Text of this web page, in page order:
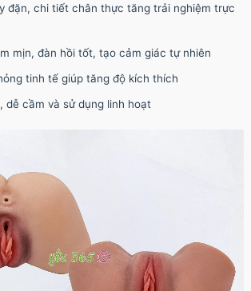
đặn, chi tiết chân thực tăng trải nghiệm trực
mịn, đàn hồi tốt, tạo cảm giác tự nhiên
tinh tế giúp tăng độ kích thích
dễ cầm và sử dụng linh hoạt